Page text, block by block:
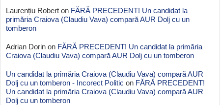
Laurențiu Robert on FĂRĂ PRECEDENT! Un candidat la
primăria Craiova (Claudiu Vava) compară AUR Dolj cu un
tomberon
Adrian Dorin on FĂRĂ PRECEDENT! Un candidat la primăria
Craiova (Claudiu Vava) compară AUR Dolj cu un tomberon
Un candidat la primăria Craiova (Claudiu Vava) compară AUR
Dolj cu un tomberon - Incorect Politic on FĂRĂ PRECEDENT!
Un candidat la primăria Craiova (Claudiu Vava) compară AUR
Dolj cu un tomberon